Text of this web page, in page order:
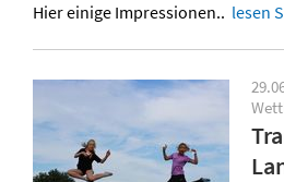
Hier einige Impressionen.. lesen